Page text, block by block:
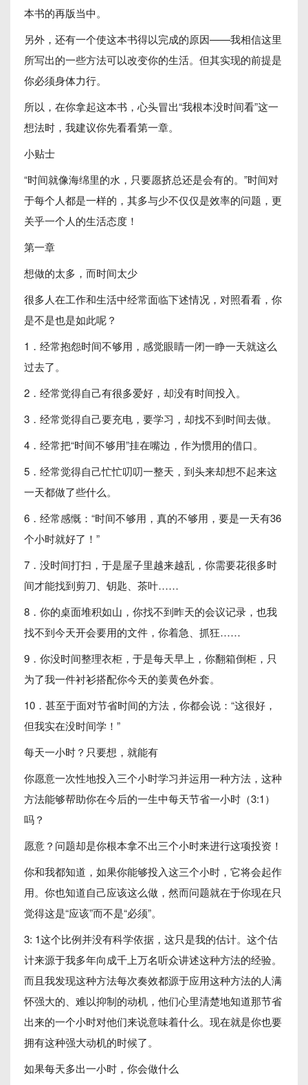
本书的再版当中。
另外，还有一个使这本书得以完成的原因——我相信这里
所写出的一些方法可以改变你的生活。但其实现的前提是
你必须身体力行。
所以，在你拿起这本书，心头冒出“我根本没时间看”这一
想法时，我建议你先看看第一章。
小贴士
“时间就像海绵里的水，只要愿挤总还是会有的。”时间对
于每个人都是一样的，其多与少不仅仅是效率的问题，更
关乎一个人的生活态度！
第一章
想做的太多，而时间太少
很多人在工作和生活中经常面临下述情况，对照看看，你
是不是也是如此呢？
1．经常抱怨时间不够用，感觉眼睛一闭一睁一天就这么
过去了。
2．经常觉得自己有很多爱好，却没有时间投入。
3．经常觉得自己要充电，要学习，却找不到时间去做。
4．经常把“时间不够用”挂在嘴边，作为惯用的借口。
5．经常觉得自己忙忙叨叨一整天，到头来却想不起来这
一天都做了些什么。
6．经常感慨：“时间不够用，真的不够用，要是一天有36
个小时就好了！”
7．没时间打扫，于是屋子里越来越乱，你需要花很多时
间才能找到剪刀、钥匙、茶叶……
8．你的桌面堆积如山，你找不到昨天的会议记录，也我
找不到今天开会要用的文件，你着急、抓狂……
9．你没时间整理衣柜，于是每天早上，你翻箱倒柜，只
为了我一件衬衫搭配你今天的姜黄色外套。
10．甚至于面对节省时间的方法，你都会说：“这很好，
但我实在没时间学！”
每天一小时？只要想，就能有
你愿意一次性地投入三个小时学习并运用一种方法，这种
方法能够帮助你在今后的一生中每天节省一小时（3:1）
吗？
愿意？问题却是你根本拿不出三个小时来进行这项投资！
你和我都知道，如果你能够投入这三个小时，它将会起作
用。你也知道自己应该这么做，然而问题就在于你现在只
觉得这是“应该”而不是“必须”。
3: 1这个比例并没有科学依据，这只是我的估计。这个估
计来源于我多年向成千上万名听众讲述这种方法的经验。
而且我发现这种方法每次奏效都源于应用这种方法的人满
怀强大的、难以抑制的动机，他们心里清楚地知道那节省
出来的一个小时对他们来说意味着什么。现在就是你也要
拥有这种强大动机的时候了。
如果每天多出一小时，你会做什么